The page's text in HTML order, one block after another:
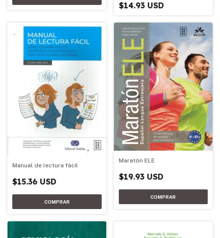
$14.93 USD
Manual de lectura fácil
$15.36 USD
Maratón ELE
$19.93 USD